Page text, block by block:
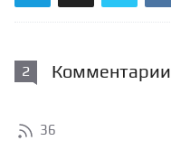
2 Комментарии
36